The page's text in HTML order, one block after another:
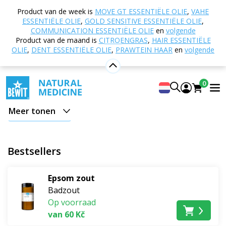
Product van de week is MOVE GT ESSENTIËLE OLIE, VAHE
ESSENTIËLE OLIE, GOLD SENSITIVE ESSENTIËLE OLIE,
COMMUNICATION ESSENTIËLE OLIEen volgende
Product van de maand is CITROENGRAS, HAIR ESSENTIËLE
OLIE, DENT ESSENTIËLE OLIE, PRAWTEIN HAAR en volgende
0
E-shop
Natuurlijke cosmetica
Lichaamsverzorging
Badzout
Badzout
Zeezout heeft heilzame effecten op ons lichaam.
Dode Zee badzout
Geniet van de voordelen van heilzaam Dode Zee-
diepste zoutmeer is een zeer heilzame en effectieve
niveaus in op het hele lichaam. Dode Zeezout bevat
voornamelijk magnesiumchloride en heeft een bittere
smaak, waardoor het ongeschikt is voor de keuken.
Dode Zee Zout kan worden gebruikt voor je
Meer tonen
Bestsellers
Epsom zout
Badzout
Op voorraad
van 60 Kč